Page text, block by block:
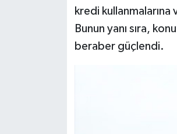
kredi
Bunun yanı sıra,
beraber güçlendi.